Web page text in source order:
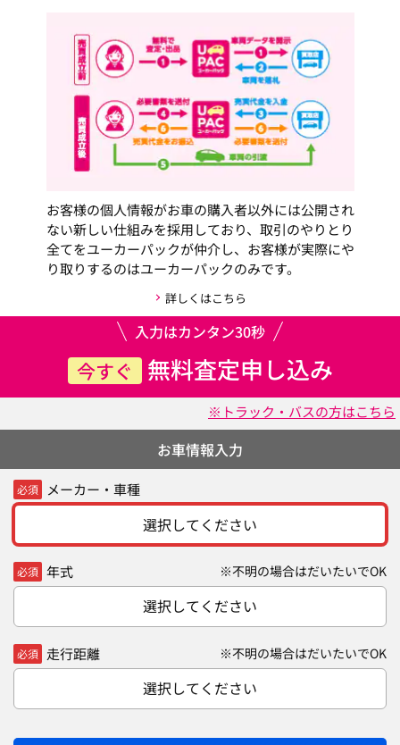
お客様の個人情報がお車の購入者以外には公開され
ない新しい仕組みを採用しており、取引のやりとり
全てをユーカーパックが仲介し、お客様が実際にや
り取りするのはユーカーパックのみです。
詳しくはこちら
入力はカンタン30秒
今すぐ 無料査定申し込み
※トラック・バスの方はこちら
お車情報入力
必須 メーカー・車種
選択してください
必須 年式 ※不明の場合はだいたいでOK
選択してください
必須 走行距離 ※不明の場合はだいたいでOK
選択してください